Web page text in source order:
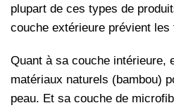
plupart de ces types de
couche extérieure prévient les
Quant à sa couche intérieure,
matériaux naturels (bambou)
peau. Et sa couche de